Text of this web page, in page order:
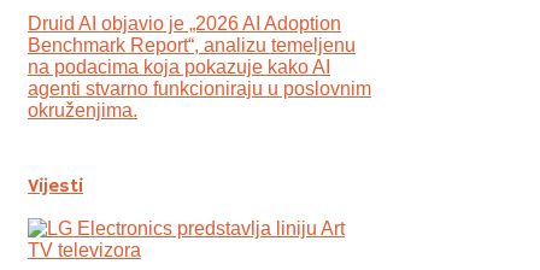
Druid AI objavio je „2026 AI Adoption
Benchmark Report“, analizu temeljenu
na podacima koja pokazuje kako AI
agenti stvarno funkcioniraju u poslovnim
okruženjima.
Vijesti